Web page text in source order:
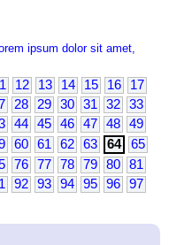
ipsum dolor sit amet,
12 13 14 15 16
17
28 29 30 31 32
33
44 45 46 47 48
49
60 61 62 63 64
65
76 77 78 79 80
81
92 93 94 95 96
97